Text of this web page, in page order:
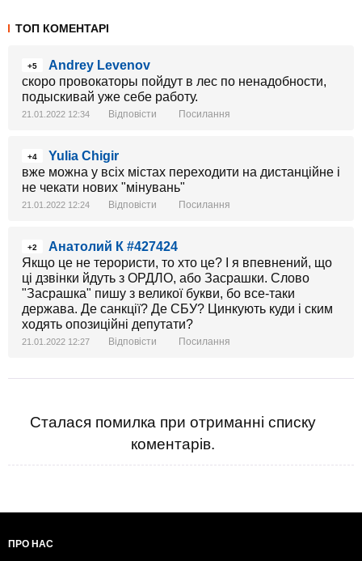
ТОП КОМЕНТАРІ
+5
Andrey Levenov
скоро провокаторы пойдут в лес по ненадобности,
подыскивай уже себе работу.
21.01.2022 12:34 Відповісти Посилання
+4
Yulia Chigir
вже можна у всіх містах переходити на дистанційне і
не чекати нових "мінувань"
21.01.2022 12:24 Відповісти Посилання
+2
Анатолий К #427424
Якщо це не терористи, то хто це? І я впевнений, що
ці дзвінки йдуть з ОРДЛО, або Засрашки. Слово
"Засрашка" пишу з великої букви, бо все-таки
держава. Де санкції? Де СБУ? Цинкують куди і ским
ходять опозиційні депутати?
21.01.2022 12:27 Відповісти Посилання
Сталася помилка при отриманні списку
коментарів.
ПРО НАС